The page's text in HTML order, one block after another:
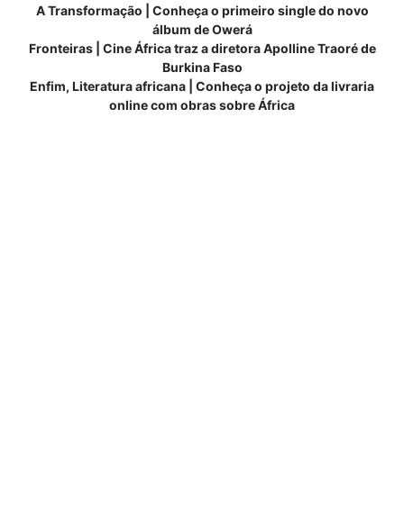
A Transformação | Conheça o primeiro single do novo
álbum de Owerá
Fronteiras | Cine África traz a diretora Apolline Traoré de
Burkina Faso
Enfim, Literatura africana | Conheça o projeto da livraria
online com obras sobre África